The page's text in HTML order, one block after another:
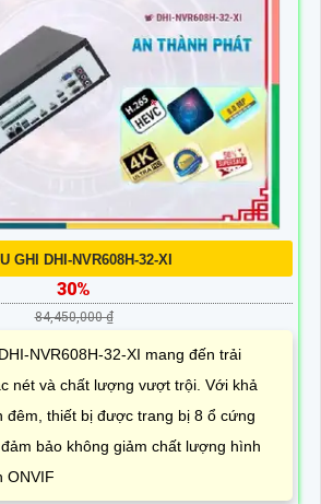
GHI DHI-NVR608H-32-XI
30%
84,450,000 ₫
NVR608H-32-XI mang đến trải
nét và chất lượng vượt trội. Với khả
đêm, thiết bị được trang bị 8 ổ cứng
bảo không giảm chất lượng hình
ONVIF